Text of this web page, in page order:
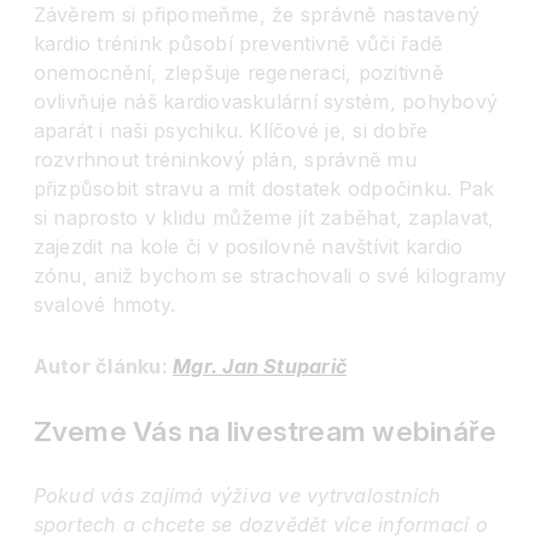
Závěrem si připomeňme, že správně nastavený
kardio trénink působí preventivně vůči řadě
onemocnění, zlepšuje regeneraci, pozitivně
ovlivňuje náš kardiovaskulární systém, pohybový
aparát i naši psychiku. Klíčové je, si dobře
rozvrhnout tréninkový plán, správně mu
přizpůsobit stravu a mít dostatek odpočinku. Pak
si naprosto v klidu můžeme jít zaběhat, zaplavat,
zajezdit na kole či v posilovně navštívit kardio
zónu, aniž bychom se strachovali o své kilogramy
svalové hmoty.
Autor článku:Mgr. Jan Stuparič
Zveme Vás na livestream webináře
Pokud vás zajímá výživa ve vytrvalostních
sportech a chcete se dozvědět více informací o